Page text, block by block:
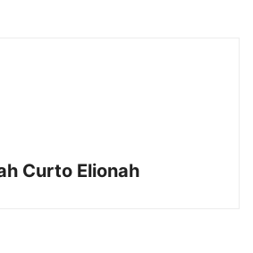
Curto Elionah